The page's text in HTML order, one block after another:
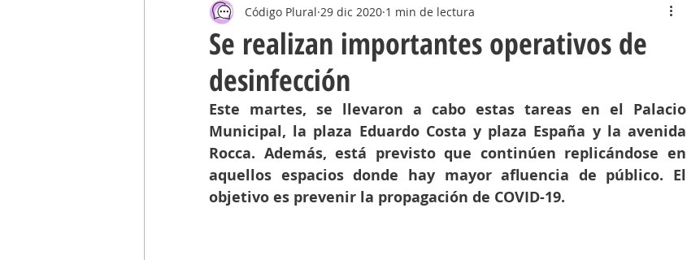
Se realizan importantes operativos de
desinfección
Código Plural 29 dic 2020 1 min de lectura
Este martes, se llevaron a cabo estas tareas en el Palacio
Municipal, la plaza Eduardo Costa y plaza España y la avenida
Rocca. Además, está previsto que continúen replicándose en
aquellos espacios donde hay mayor afluencia de público. El
objetivo es prevenir la propagación de COVID-19.